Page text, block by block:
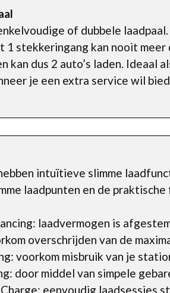
of dubbele
1 stekkeringang kan nooit
kan dus 2 auto’s laden. Ideaal
je een extra service wil
intuïtieve slimme
laadpunten en de praktische
laadvermogen is
overschrijden van de
voorkom misbruik van je
door middel van simpele
eenvoudig laadsessies